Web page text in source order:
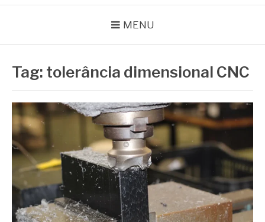
MENU
Tag: tolerância dimensional CNC